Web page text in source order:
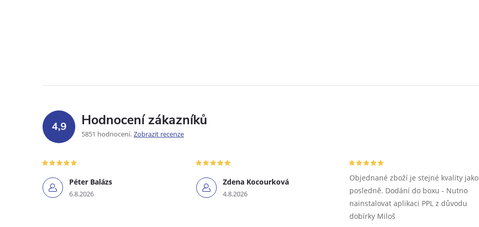
4,9 Hodnocení zákazníků
5851 hodnocení Zobrazit recenze
Péter Balázs
6.8.2026
Zdena Kocourková
4.8.2026
Objednané zboží je stejné kvality jako
posledně. Dodání do boxu - Nutno
nainstalovat aplikaci PPL z důvodu
dobírky Miloš